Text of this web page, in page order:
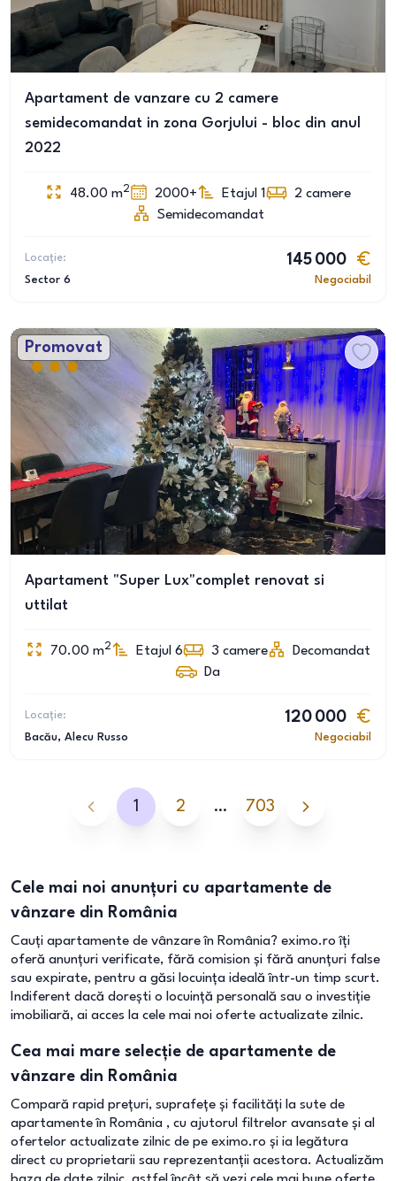
Apartament de vanzare cu 2 camere
semidecomandat in zona Gorjului - bloc din anul
2022
48.00 m2 2000+ Etajul 1 2 camere
Semidecomandat
Locație:
Sector 6
145 000
Negociabil
Promovat
Apartament "Super Lux"complet renovat si
uttilat
70.00 m2 Etajul 6 3 camere
Decomandat
Da
Locație:
Bacău, Alecu Russo
120 000
Negociabil
1 2 … 703
Cele mai noi anunțuri cu apartamente de
vânzare din România
Cauți apartamente de vânzare în România? eximo.ro îți
oferă anunțuri verificate, fără comision și fără anunțuri false
sau expirate, pentru a găsi locuința ideală într-un timp scurt.
Indiferent dacă dorești o locuință personală sau o investiție
imobiliară, ai acces la cele mai noi oferte actualizate zilnic.
Cea mai mare selecție de apartamente de
vânzare din România
Compară rapid prețuri, suprafețe și facilități la sute de
apartamente în România , cu ajutorul filtrelor avansate și al
ofertelor actualizate zilnic de pe eximo.ro și ia legătura
direct cu proprietarii sau reprezentanții acestora. Actualizăm